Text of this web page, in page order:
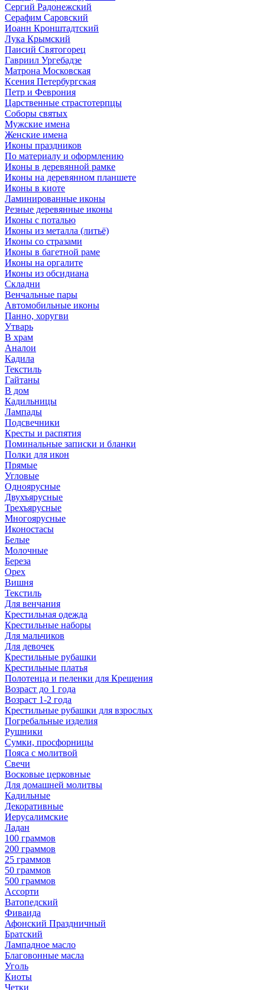
Сергий Радонежский
Серафим Саровский
Иоанн Кронштадтский
Лука Крымский
Паисий Святогорец
Гавриил Ургебадзе
Матрона Московская
Ксения Петербургская
Петр и Феврония
Царственные страстотерпцы
Соборы святых
Мужские имена
Женские имена
Иконы праздников
По материалу и оформлению
Иконы в деревянной рамке
Иконы на деревянном планшете
Иконы в киоте
Ламинированные иконы
Резные деревянные иконы
Иконы с поталью
Иконы из металла (литьё)
Иконы со стразами
Иконы в багетной раме
Иконы на оргалите
Иконы из обсидиана
Складни
Венчальные пары
Автомобильные иконы
Панно, хоругви
Утварь
В храм
Аналои
Кадила
Текстиль
Гайтаны
В дом
Кадильницы
Лампады
Подсвечники
Кресты и распятия
Поминальные записки и бланки
Полки для икон
Прямые
Угловые
Одноярусные
Двухъярусные
Трехъярусные
Многоярусные
Иконостасы
Белые
Молочные
Береза
Орех
Вишня
Текстиль
Для венчания
Крестильная одежда
Крестильные наборы
Для мальчиков
Для девочек
Крестильные рубашки
Крестильные платья
Полотенца и пеленки для Крещения
Возраст до 1 года
Возраст 1-2 года
Крестильные рубашки для взрослых
Погребальные изделия
Рушники
Сумки, просфорницы
Пояса с молитвой
Свечи
Восковые церковные
Для домашней молитвы
Кадильные
Декоративные
Иерусалимские
Ладан
100 граммов
200 граммов
25 граммов
50 граммов
500 граммов
Ассорти
Ватопедский
Фиваида
Афонский Праздничный
Братский
Лампадное масло
Благовонные масла
Уголь
Киоты
Четки